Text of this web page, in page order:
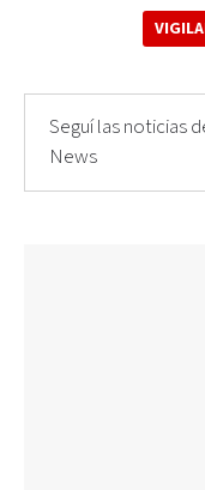
Seguí las noticias
News